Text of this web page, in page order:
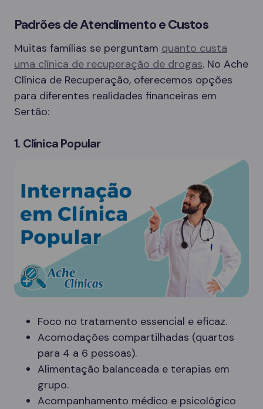
Padrões de Atendimento e Custos
Muitas famílias se perguntam quanto custa
uma clínica de recuperação de drogas. No Ache
Clínica de Recuperação, oferecemos opções
para diferentes realidades financeiras em
Sertão:
1. Clínica Popular
Foco no tratamento essencial e eficaz.
Acomodações compartilhadas (quartos
para 4 a 6 pessoas).
Alimentação balanceada e terapias em
grupo.
Acompanhamento médico e psicológico